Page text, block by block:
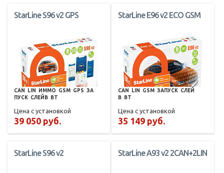
StarLine S96 v2 GPS
CAN LIN ИММО GSM GPS ЗА
ПУСК СЛЕЙВ BT
Цена с установкой
39 050 руб.
StarLine E96 v2 ECO GSM
CAN LIN GSM ЗАПУСК СЛЕЙ
В
BT
Цена с установкой
35 149 руб.
StarLine S96 v2 StarLine A93 v2 2CAN+2LIN